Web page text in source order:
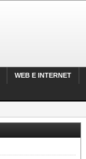
WEB E INTERNET